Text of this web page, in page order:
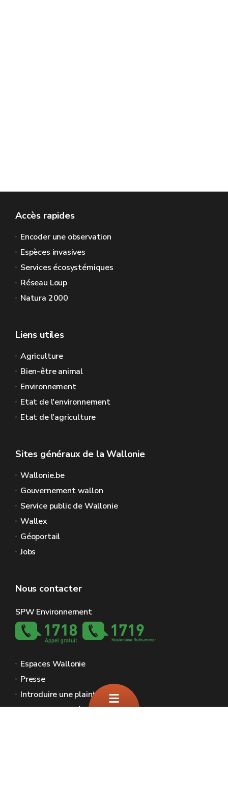
Accès rapides
Encoder une observation
Espèces invasives
Services écosystémiques
Réseau Loup
Natura 2000
Liens utiles
Agriculture
Bien-être animal
Environnement
Etat de l'environnement
Etat de l'agriculture
Sites généraux de la Wallonie
Wallonie.be
Gouvernement wallon
Service public de Wallonie
Wallex
Géoportail
Jobs
Nous contacter
SPW Environnement
Espaces Wallonie
Presse
Introduire une plainte au SPW
Signaler une irrégularité